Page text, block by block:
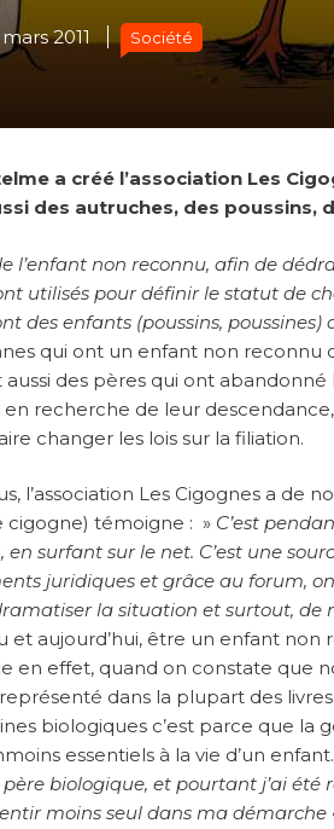
2011 Société
a créé l’association Les
des autruches, des poussins,
l’enfant non reconnu, afin de
utilisés pour définir le statut de
des enfants (poussins, poussines)
qui ont un enfant non reconnu
des pères qui ont
en recherche de leur
changer les lois sur la filiation.
l’association Les Cigognes a de
cigogne) témoigne : » C’est
surfant sur le net. C’est une
juridiques et grâce au forum,
la situation et surtout, de
aujourd’hui, être un enfant non
en effet, quand on constate que
dans la plupart des
biologiques c’est parce que la
essentiels à la vie d’un
biologique, et pourtant j’ai été
moins seul dans ma démarche